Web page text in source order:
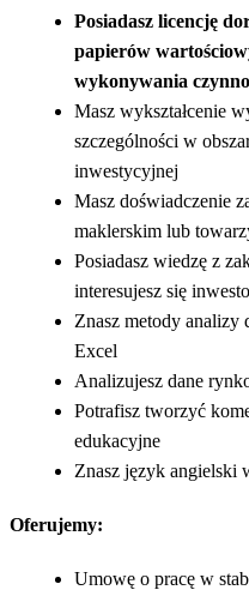
Posiadasz licencję
papierów
wykonywania
Masz wykształcenie
szczególności w
inwestycyjnej
Masz doświadczenie
maklerskim lub
Posiadasz wiedzę z
interesujesz się
Znasz metody analizy
Excel
Analizujesz dane
Potrafisz tworzyć
edukacyjne
Znasz język angielski
Oferujemy:
Umowę o pracę w